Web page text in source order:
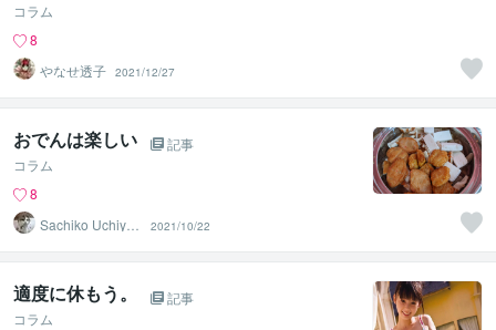
コラム
8
やなせ透子 2021/12/27
おでんは楽しい
記事
コラム
8
Sachiko Uchiya
2021/10/22
適度に休もう。
記事
コラム